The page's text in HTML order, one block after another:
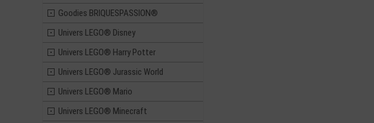
Goodies BRIQUESPASSION®
Univers LEGO® Disney
Univers LEGO® Harry Potter
Univers LEGO® Jurassic World
Univers LEGO® Mario
Univers LEGO® Minecraft